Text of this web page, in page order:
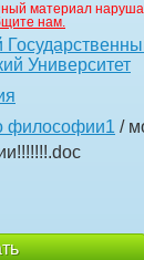
материал
нам.
Университет
философии1 /
.doc